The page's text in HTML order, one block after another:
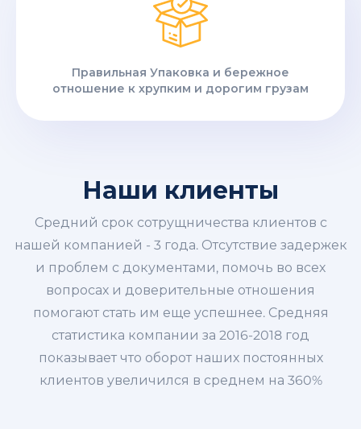
Правильная Упаковка и бережное
отношение к хрупким и дорогим грузам
Наши клиенты
Средний срок сотрущничества клиентов с
нашей компанией - 3 года. Отсутствие задержек
и проблем с документами, помочь во всех
вопросах и доверительные отношения
помогают стать им еще успешнее. Средняя
статистика компании за 2016-2018 год
показывает что оборот наших постоянных
клиентов увеличился в среднем на 360%